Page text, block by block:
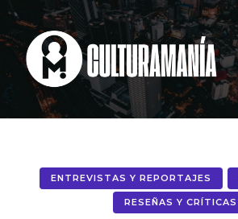
ENTREVISTAS Y REPORTAJES
RESEÑAS Y CRÍTICAS